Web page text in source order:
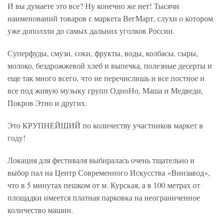
И вы думаете это все? Ну конечно же нет! Тысячи
наименований товаров с маркета ВегМарт, слухи о котором
уже доползли до самых дальних уголков России.
Суперфуды, смузи, соки, фрукты, воды, колбасы, сыры,
молоко, бездрожжевой хлеб и выпечка, полезные десерты и
еще так много всего, что не перечислишь и все постное и
все под живую музыку групп ОдноНо, Маша и Медведи,
Покров Этно и других.
Это КРУПНЕЙШИЙ по количеству участников маркет в
году!
Локация для фестиваля выбиралась очень тщательно и
выбор пал на Центр Современного Искусства «Винзавод»,
что в 5 минутах пешком от м. Курская, а в 100 метрах от
площадки имеется платная парковка на неограниченное
количество машин.